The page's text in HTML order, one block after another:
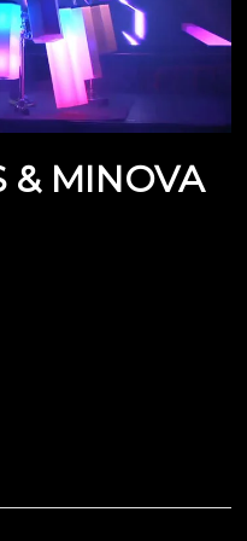
& MINOVA